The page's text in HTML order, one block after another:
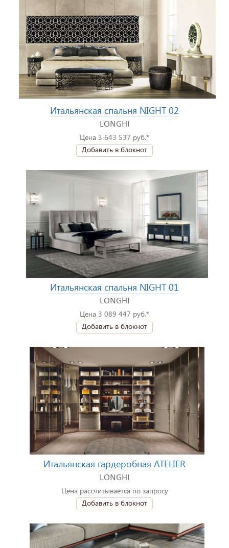
Итальянская спальня NIGHT 02
LONGHI
Цена 3 643 537 руб.*
Добавить в блокнот
Итальянская спальня NIGHT 01
LONGHI
Цена 3 089 447 руб.*
Добавить в блокнот
Итальянская гардеробная ATELIER
LONGHI
Цена рассчитывается по запросу
Добавить в блокнот